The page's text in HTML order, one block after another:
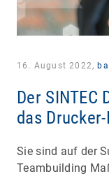
16. August 2022,
Der
das
Sie sind auf der
Teambuilding